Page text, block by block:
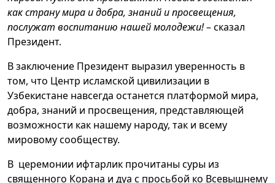
как страну мира и добра, знаний и просвещения,
послужат воспитанию нашей молодежи!– сказал
Президент.
В заключение Президент выразил уверенность в
том, что Центр исламской цивилизации в
Узбекистане навсегда останется платформой мира,
добра, знаний и просвещения, представляющей
возможности как нашему народу, так и всему
мировому сообществу.
В церемонии ифтарлик прочитаны суры из
священного Корана и дуа с просьбой ко Всевышнему